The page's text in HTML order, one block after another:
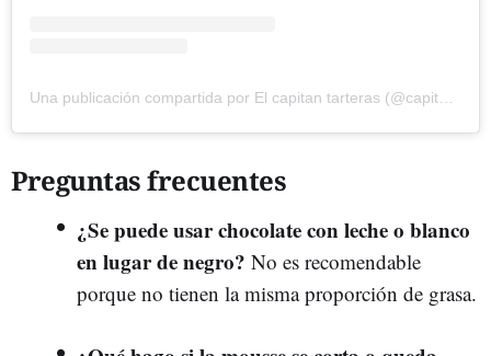
Preguntas frecuentes
¿Se puede usar chocolate con leche o blanco
en lugar de negro? No es recomendable
porque no tienen la misma proporción de grasa.